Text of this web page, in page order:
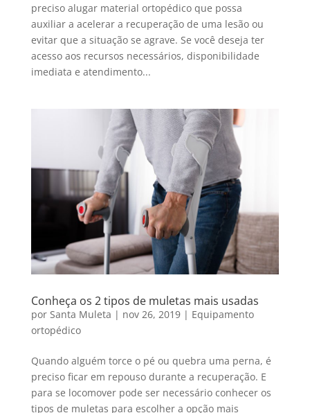
preciso alugar material ortopédico que possa
auxiliar a acelerar a recuperação de uma lesão ou
evitar que a situação se agrave. Se você deseja ter
acesso aos recursos necessários, disponibilidade
imediata e atendimento...
Conheça os 2 tipos de muletas mais usadas
por Santa Muleta | nov 26, 2019| Equipamento
ortopédico
Quando alguém torce o pé ou quebra uma perna, é
preciso ficar em repouso durante a recuperação. E
para se locomover pode ser necessário conhecer os
tipos de muletas para escolher a opção mais